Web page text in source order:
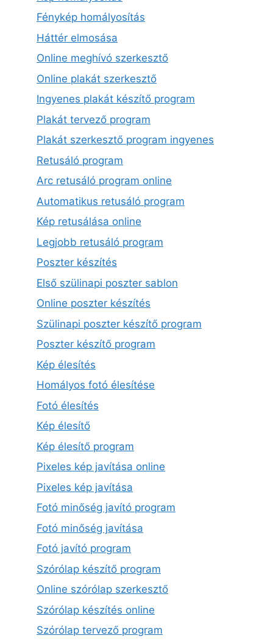
Fénykép homályosítás
Háttér elmosása
Online meghívó szerkesztő
Online plakát szerkesztő
Ingyenes plakát készítő program
Plakát tervező program
Plakát szerkesztő program ingyenes
Retusáló program
Arc retusáló program online
Automatikus retusáló program
Kép retusálása online
Legjobb retusáló program
Poszter készítés
Első szülinapi poszter sablon
Online poszter készítés
Szülinapi poszter készítő program
Poszter készítő program
Kép élesítés
Homályos fotó élesítése
Fotó élesítés
Kép élesítő
Kép élesítő program
Pixeles kép javítása online
Pixeles kép javítása
Fotó minőség javító program
Fotó minőség javítása
Fotó javító program
Szórólap készítő program
Online szórólap szerkesztő
Szórólap készítés online
Szórólap tervező program